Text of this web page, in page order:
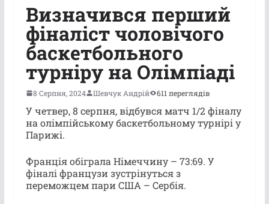
Визначився перший
фіналіст чоловічого
баскетбольного
турніру на Олімпіаді
8 Серпня, 2024 Шевчук Андрій 611 переглядів
У четвер, 8 серпня, відбувся матч 1/2 фіналу
на олімпійському баскетбольному турнірі у
Парижі.
Франція обіграла Німеччину – 73:69. У
фіналі французи зустрінуться з
переможцем пари США – Сербія.